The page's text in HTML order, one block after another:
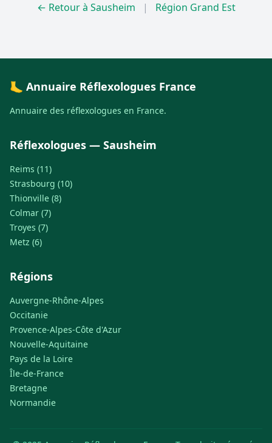
← Retour à Sausheim | Région Grand Est
🦶 Annuaire Réflexologues France
Annuaire des réflexologues en France.
Réflexologues — Sausheim
Reims (11)
Strasbourg (10)
Thionville (8)
Colmar (7)
Troyes (7)
Metz (6)
Régions
Auvergne-Rhône-Alpes
Occitanie
Provence-Alpes-Côte d'Azur
Nouvelle-Aquitaine
Pays de la Loire
Île-de-France
Bretagne
Normandie